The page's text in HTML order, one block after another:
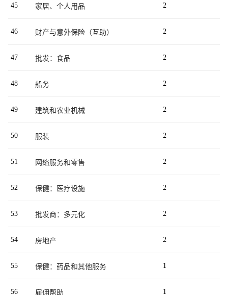
45 家居、个人用品 2
46 财产与意外保险（互助） 2
47 批发：食品 2
48 船务 2
49 建筑和农业机械 2
50 服装 2
51 网络服务和零售 2
52 保健：医疗设施 2
53 批发商：多元化 2
54 房地产 2
55 保健：药品和其他服务 1
56 雇佣帮助 1